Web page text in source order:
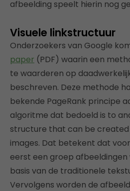
afbeelding speelt hierin nog
Visuele linkstructuur
Onderzoekers van Google
paper (PDF) waarin een
te waarderen op
beschreven. Deze methode
bekende PageRank principe
algoritme dat bedoeld is to
structure that can be
images. Dat betekent dat
eerst een groep
basis van de traditionele
Vervolgens worden de